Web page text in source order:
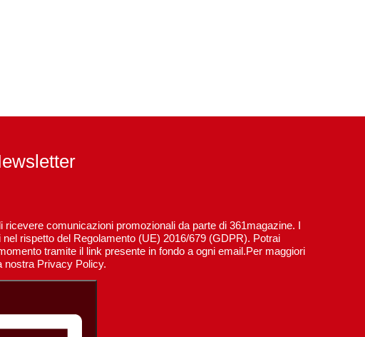
ricevere comunicazioni promozionali da parte di 361magazine. I
nel rispetto del Regolamento (UE) 2016/679 (GDPR). Potrai
tramite il link presente in fondo a ogni email.Per maggiori
nostra Privacy Policy.